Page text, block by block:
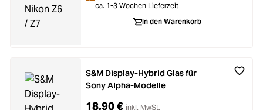
ca. 1-3 Wochen Lieferzeit
In den Warenkorb
S&M Display-Hybrid Glas für
Sony Alpha-Modelle
18,90 € inkl. MwSt.